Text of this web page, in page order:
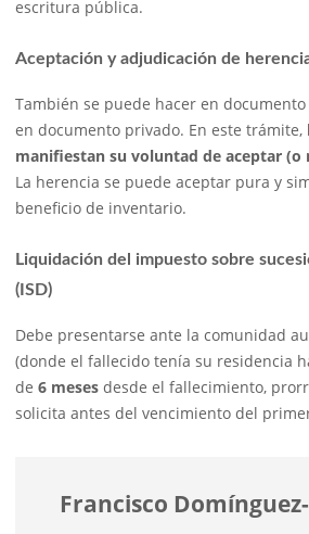
escritura pública.
Aceptación y adjudicación de
También se puede hacer en
en documento privado. En este trámite,
manifiestan su voluntad de aceptar (o
La herencia se puede aceptar pura y
beneficio de inventario.
Liquidación del impuesto sobre
(ISD)
Debe presentarse ante la comunidad
(donde el fallecido tenía su residencia
de 6 meses desde el fallecimiento,
solicita antes del vencimiento del
Francisco